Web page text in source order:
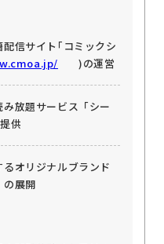
信サイト｢コミックシ
)の運営
放題サービス「シー
供
オリジナルブランド
の展開